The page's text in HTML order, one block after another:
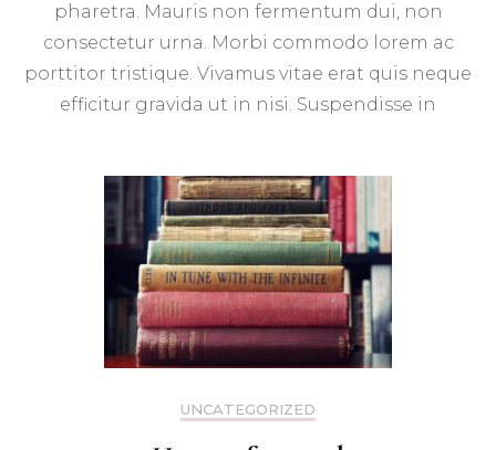
pharetra. Mauris non fermentum dui, non
consectetur urna. Morbi commodo lorem ac
porttitor tristique. Vivamus vitae erat quis neque
efficitur gravida ut in nisi. Suspendisse in
UNCATEGORIZED